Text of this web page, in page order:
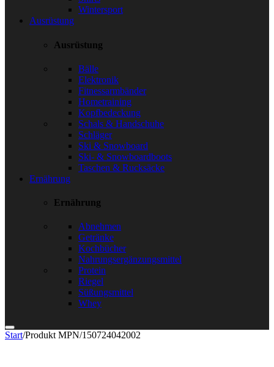
Wintersport
Ausrüstung
Ausrüstung
Bälle
Elektronik
Fitnessarmbänder
Hometraining
Kopfbedeckung
Schals & Handschuhe
Schläger
Ski & Snowboard
Ski- & Snowboardboots
Taschen & Rucksäcke
Ernährung
Ernährung
Abnehmen
Getränke
Kochbücher
Nahrungsergänzungsmittel
Protein
Riegel
Süßungsmittel
Whey
Start/Produkt MPN/150724042002